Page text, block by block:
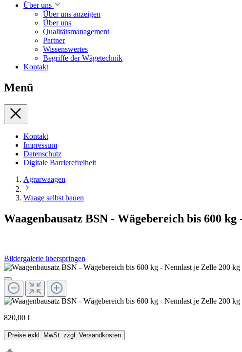
Über uns
Über uns anzeigen
Über uns
Qualitätsmanagement
Partner
Wissenswertes
Begriffe der Wägetechnik
Kontakt
Menü
Kontakt
Impressum
Datenschutz
Digitale Barrierefreiheit
Agrarwaagen
Waage selbst bauen
Waagenbausatz BSN - Wägebereich bis 600
Bildergalerie überspringen
820,00 €
Preise exkl. MwSt. zzgl. Versandkosten